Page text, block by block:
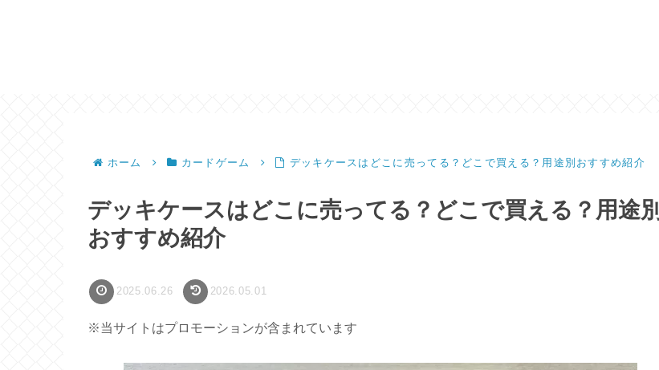
ホーム カードゲーム デッキケースはどこに売ってる？どこで買える？用途別おすすめ紹介
デッキケースはどこに売ってる？どこで買える？用途別
おすすめ紹介
2025.06.26 2026.05.01
※当サイトはプロモーションが含まれています